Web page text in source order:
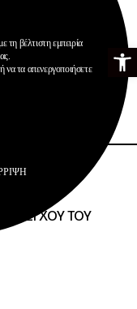
Ανοίξτε
ΕΛΕΓΧΟΥ ΤΟΥ
τη βέλτιστη εμπειρία
να τα απενεργοποιήσετε